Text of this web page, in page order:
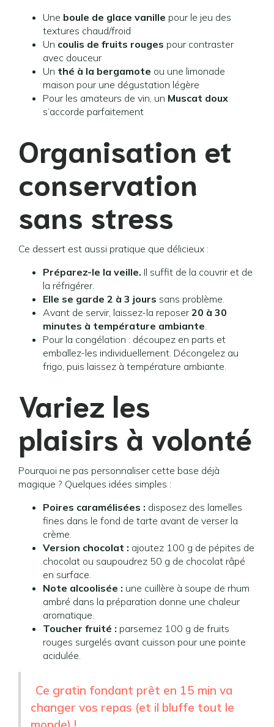
Une boule de glace vanille pour le jeu des
textures chaud/froid
Un coulis de fruits rouges pour contraster
avec douceur
Un thé à la bergamote ou une limonade
maison pour une dégustation légère
Pour les amateurs de vin, un Muscat doux
s’accorde parfaitement
Organisation et
conservation
sans stress
Ce dessert est aussi pratique que délicieux :
Préparez-le la veille. Il suffit de la couvrir et de
la réfrigérer.
Elle se garde 2 à 3 jours sans problème.
Avant de servir, laissez-la reposer20 à 30
minutes à température ambiante.
Pour la congélation : découpez en parts et
emballez-les individuellement. Décongelez au
frigo, puis laissez à température ambiante.
Variez les
plaisirs à volonté
Pourquoi ne pas personnaliser cette base déjà
magique ? Quelques idées simples :
Poires caramélisées : disposez des lamelles
fines dans le fond de tarte avant de verser la
crème.
Version chocolat : ajoutez 100 g de pépites de
chocolat ou saupoudrez 50 g de chocolat râpé
en surface.
Note alcoolisée : une cuillère à soupe de rhum
ambré dans la préparation donne une chaleur
aromatique.
Toucher fruité : parsemez 100 g de fruits
rouges surgelés avant cuisson pour une pointe
acidulée.
Ce gratin fondant prêt en 15 min va
changer vos repas (et il bluffe tout le